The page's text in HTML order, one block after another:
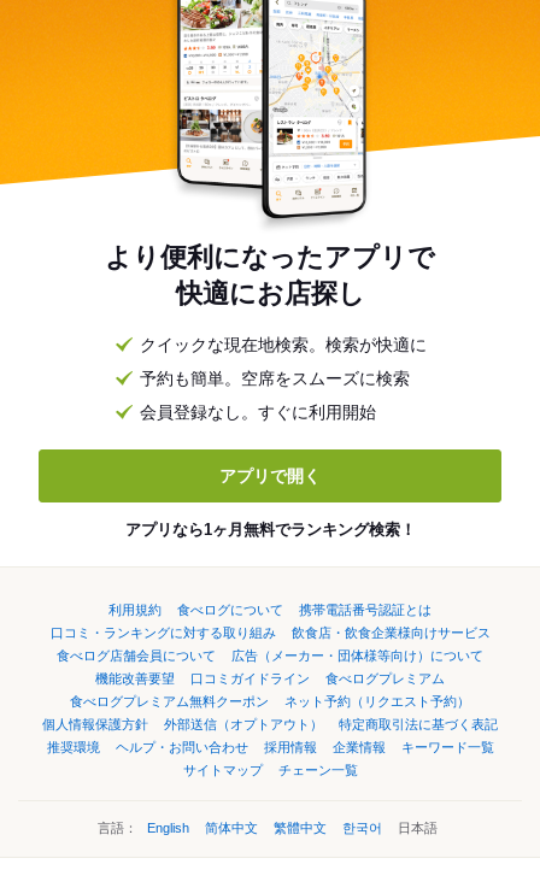
より便利になったアプリで
快適にお店探し
クイックな現在地検索。検索が快適に
予約も簡単。空席をスムーズに検索
会員登録なし。すぐに利用開始
アプリで開く
アプリなら1ヶ月無料でランキング検索！
利用規約 食べログについて
携帯電話番号認証とは
口コミ・ランキングに対する取り組み
飲食店・飲食企業様向けサービス
食べログ店舗会員について
広告（メーカー・団体様等向け）について
機能改善要望
口コミガイドライン
食べログプレミアム
食べログプレミアム無料クーポン
ネット予約（リクエスト予約）
個人情報保護方針
外部送信（オプトアウト）
特定商取引法に基づく表記
推奨環境
ヘルプ・お問い合わせ 採用情報 企業情報
キーワード一覧
サイトマップ
チェーン一覧
言語： English 简体中文 繁體中文 한국어 日本語